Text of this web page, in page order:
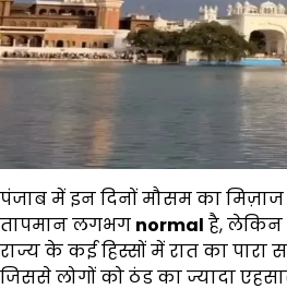
पंजाब में इन दिनों मौसम का मिज़ाज
तापमान लगभग normal है, लेकिन
राज्य के कई हिस्सों में रात का पारा
जिससे लोगों को ठंड का ज्यादा